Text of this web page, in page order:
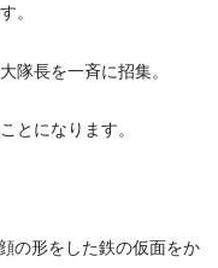
。
隊長を一斉に招集。
とになります。
の形をした鉄の仮面をか